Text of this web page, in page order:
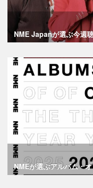
NME Japanが選ぶ今週
NMEが選ぶアルバム・